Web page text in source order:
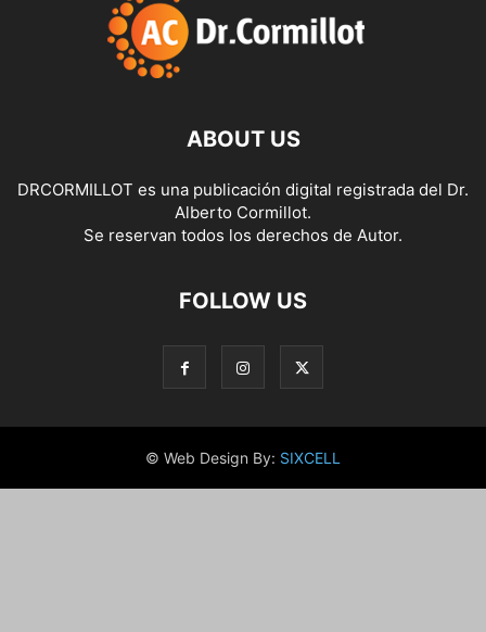
ABOUT US
DRCORMILLOT es una publicación digital registrada del Dr.
Alberto Cormillot.
Se reservan todos los derechos de Autor.
FOLLOW US
© Web Design By: SIXCELL